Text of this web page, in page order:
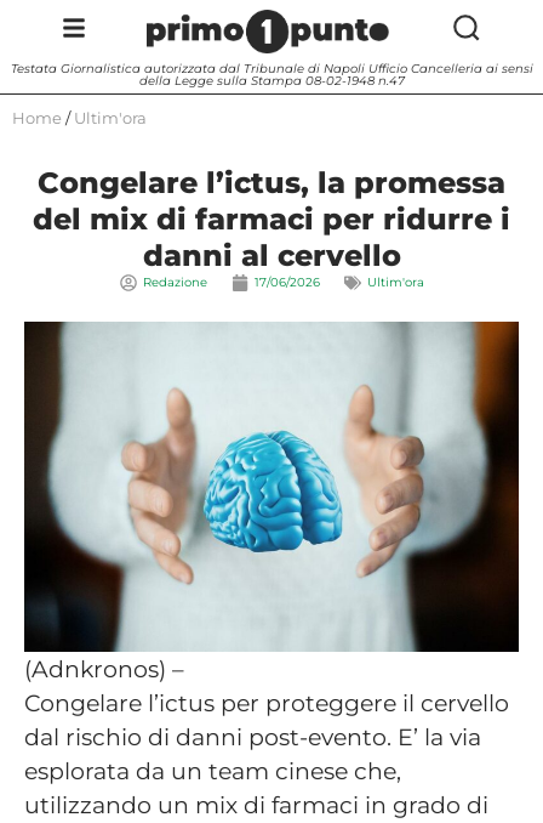
Testata Giornalistica autorizzata dal Tribunale di Napoli Ufficio Cancelleria ai sensi
della Legge sulla Stampa 08-02-1948 n.47
Home / Ultim'ora
Congelare l’ictus, la promessa
del mix di farmaci per ridurre i
danni al cervello
Redazione 17/06/2026 Ultim'ora
(Adnkronos) –
Congelare l’ictus per proteggere il cervello
dal rischio di danni post-evento. E’ la via
esplorata da un team cinese che,
utilizzando un mix di farmaci in grado di